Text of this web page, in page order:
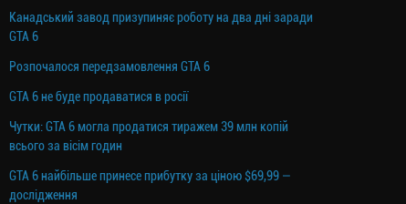
Канадський завод призупиняє роботу на два дні заради
GTA 6
Розпочалося передзамовлення GTA 6
GTA 6 не буде продаватися в росії
Чутки: GTA 6 могла продатися тиражем 39 млн копій
всього за вісім годин
GTA 6 найбільше принесе прибутку за ціною $69,99 —
дослідження